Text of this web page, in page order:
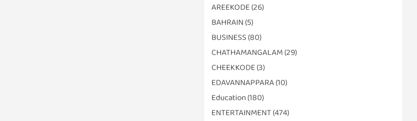
AREEKODE (26)
BAHRAIN (5)
BUSINESS (80)
CHATHAMANGALAM (29)
CHEEKKODE (3)
EDAVANNAPPARA(10)
Education (180)
ENTERTAINMENT(474)